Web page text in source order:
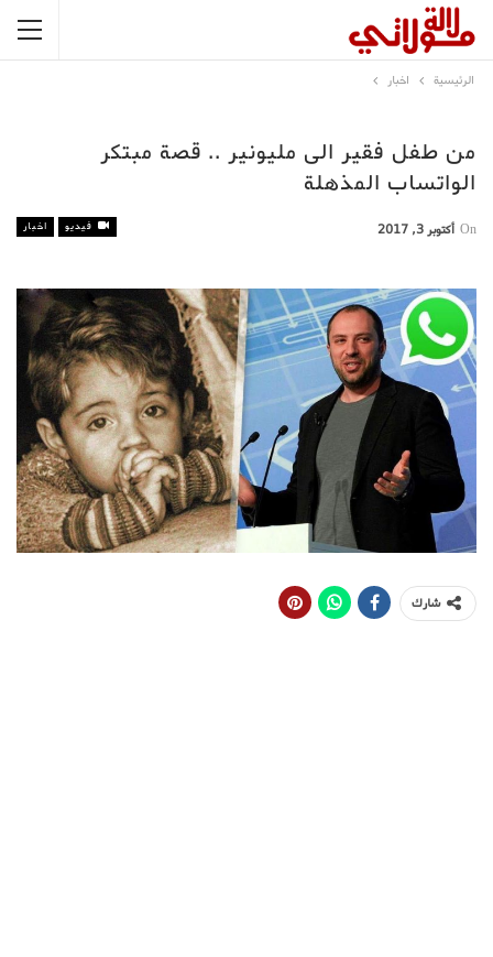
الرئيسية اخبار
من طفل فقير الى مليونير .. قصة مبتكر
الواتساب المذهلة
فيديو اخبار On أكتوبر 3, 2017
شارك